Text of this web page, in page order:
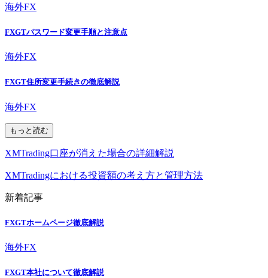
海外FX
FXGTパスワード変更手順と注意点
海外FX
FXGT住所変更手続きの徹底解説
海外FX
もっと読む
XMTrading口座が消えた場合の詳細解説
XMTradingにおける投資額の考え方と管理方法
新着記事
FXGTホームページ徹底解説
海外FX
FXGT本社について徹底解説